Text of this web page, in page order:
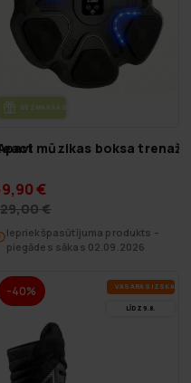
BEZ­MAK­SAS PIE­GĀ­DE
mūzikas boksa
€
€
Iepriekšpasūtījuma produkts –
piegādes sākas 02.09.2026
-40% VA­SA­RAS IZ­SKA­ŅA
LĪDZ 9.8.